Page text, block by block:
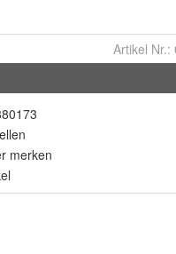
Artikel Nr.:
merken